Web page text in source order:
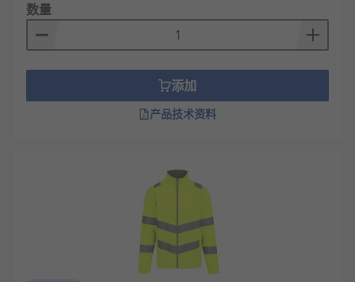
数量
添加
产品技术资料